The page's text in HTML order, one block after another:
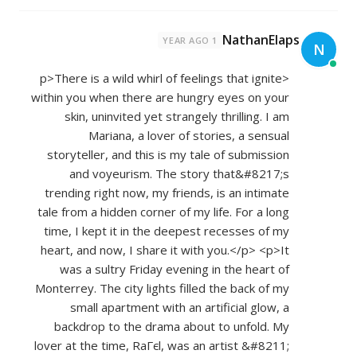
N
NathanElaps
1 YEAR AGO
<p>There is a wild whirl of feelings that ignite
within you when there are hungry eyes on your
skin, uninvited yet strangely thrilling. I am
Mariana, a lover of stories, a sensual
storyteller, and this is my tale of submission
and voyeurism. The story that&#8217;s
trending right now, my friends, is an intimate
tale from a hidden corner of my life. For a long
time, I kept it in the deepest recesses of my
heart, and now, I share it with you.</p> <p>It
was a sultry Friday evening in the heart of
Monterrey. The city lights filled the back of my
small apartment with an artificial glow, a
backdrop to the drama about to unfold. My
lover at the time, RaГєl, was an artist &#8211;